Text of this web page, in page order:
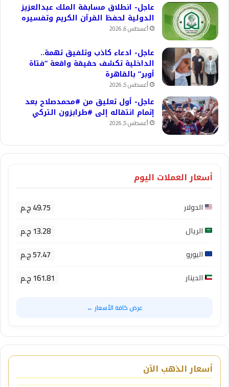
عاجل- انطلاق مسابقة الملك عبدالعزيز
الدولية لحفظ القرآن الكريم وتفسيره
أغسطس 6, 2026
عاجل- ادعاء كاذب وتلفيق تهمة..
الداخلية تكشف حقيقة واقعة “فتاة
أوبر” بالقاهرة
أغسطس 5, 2026
عاجل- أول تعليق من #محمدصلاح بعد
إتمام انتقاله إلى #طرابزون التركي
أغسطس 5, 2026
أسعار العملات اليوم
الدولار 49.75 ج.م
الريال 13.28 ج.م
اليورو 57.47 ج.م
الدينار 161.81 ج.م
عرض كافة الأسعار ←
أسعار الذهب الآن